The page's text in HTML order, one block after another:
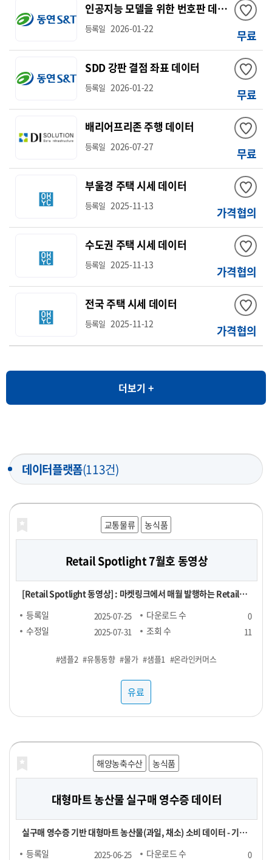
인공지능 모델을 위한 번호판 데이터
등록일 2026-01-22 무료
SDD 강판 결점 좌표 데이터
등록일 2026-01-22 무료
배리어프리존 주행 데이터
등록일 2026-07-27 무료
부울경 주택 시세 데이터
등록일 2025-11-13 가격협의
수도권 주택 시세 데이터
등록일 2025-11-13 가격협의
전국 주택 시세 데이터
등록일 2025-11-12 가격협의
더보기 +
데이터플랫폼(113건)
교통물류 농식품
Retail Spotlight 7월호 동영상
[Retail Spotlight 동영상] : 마켓링크에서 매월 발행하는 Retail
Spotlight 7월호 자료를 동영상으로 제작한 파일
등록일 2025-07-25 다운로드 수 0
수정일 2025-07-31 조회 수 11
#샘플2 #유통동향 #물가 #샘플1 #온라인커머스
유료
해양농축수산 농식품
대형마트 농산물 실구매 영수증 데이터
실구매 영수증 기반 대형마트 농산물(과일, 채소) 소비 데이터 - 기간
및 용량에 따라 가격 협의 - 구매 가능 기간 : 24년 1월 ~ - 구매 채널 :
등록일 2025-06-25 다운로드 수 0